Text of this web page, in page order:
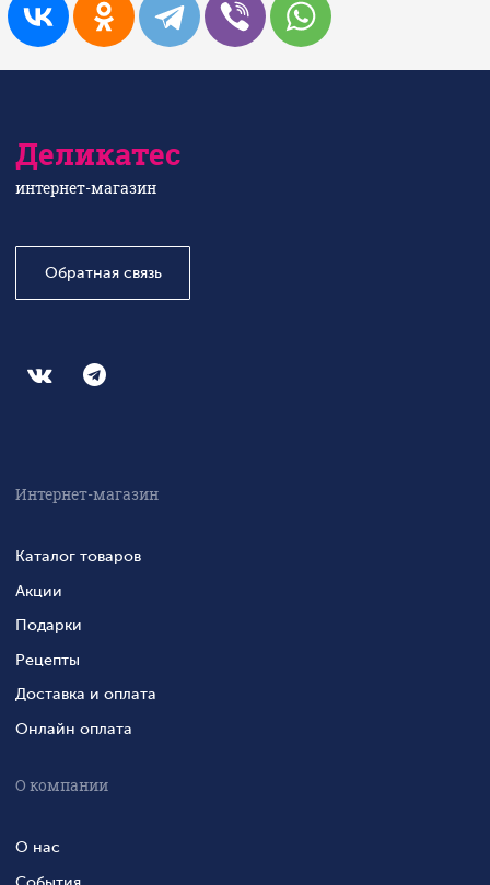
Деликатес
интернет-магазин
Обратная связь
Интернет-магазин
Каталог товаров
Акции
Подарки
Рецепты
Доставка и оплата
Онлайн оплата
О компании
О нас
События